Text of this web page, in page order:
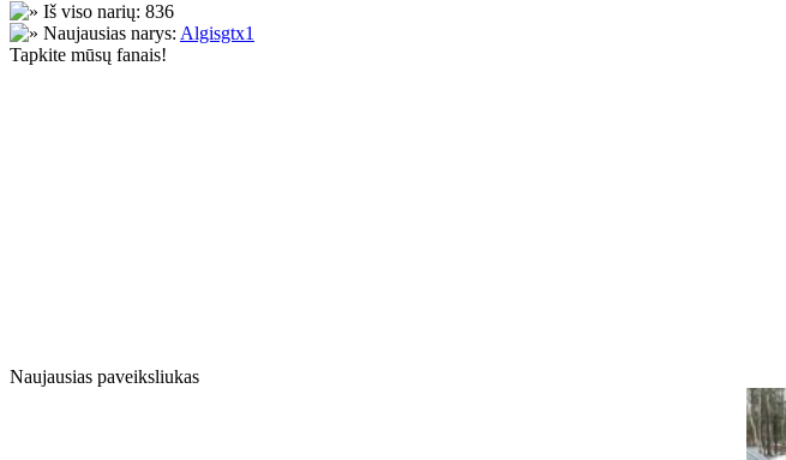
Iš viso narių: 836
Naujausias narys: Algisgtx1
Tapkite mūsų fanais!
Naujausias paveiksliukas